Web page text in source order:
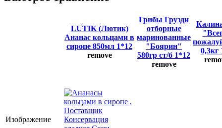
LUTIK (Лютик)
Ананас кольцами в
сиропе 850мл 1*12
remove
Грибы Грузди
отборные
маринованные
"Боярин"
580гр ст/б 1*12
remove
0,3кг
Изображение